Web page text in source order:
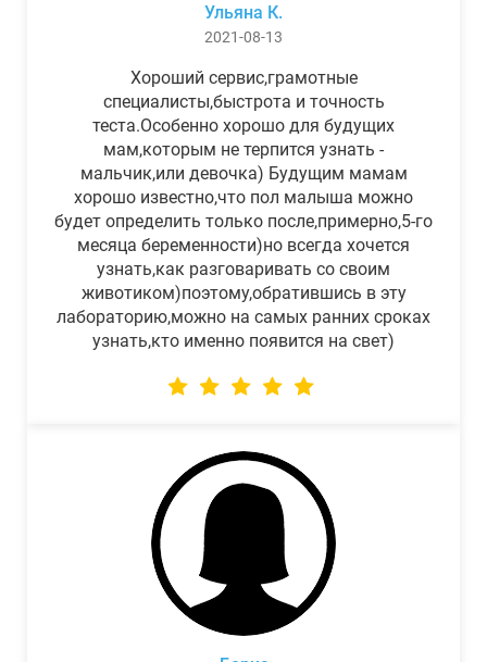
Ульяна К.
2021-08-13
Хороший сервис,грамотные
специалисты,быстрота и точность
теста.Особенно хорошо для будущих
мам,которым не терпится узнать -
мальчик,или девочка) Будущим мамам
хорошо известно,что пол малыша можно
будет определить только после,примерно,5-го
месяца беременности)но всегда хочется
узнать,как разговаривать со своим
животиком)поэтому,обратившись в эту
лабораторию,можно на самых ранних сроках
узнать,кто именно появится на свет)